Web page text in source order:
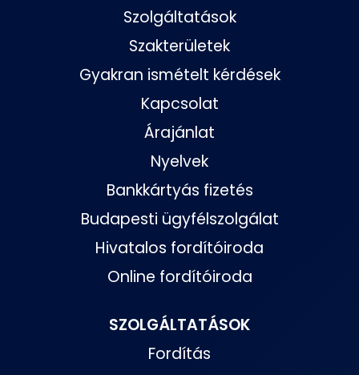
Szolgáltatások
Szakterületek
Gyakran ismételt kérdések
Kapcsolat
Árajánlat
Nyelvek
Bankkártyás fizetés
Budapesti ügyfélszolgálat
Hivatalos fordítóiroda
Online fordítóiroda
SZOLGÁLTATÁSOK
Fordítás